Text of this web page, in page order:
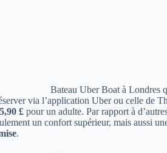
Bateau Uber Boat à Londres
via l’application Uber ou celle de
5,90 £ pour un adulte. Par rapport à
un confort supérieur, mais aussi
.